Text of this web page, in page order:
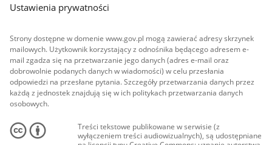
Ustawienia prywatności
Strony dostępne w domenie www.gov.pl mogą zawierać adresy skrzynek
mailowych. Użytkownik korzystający z odnośnika będącego adresem e-
mail zgadza się na przetwarzanie jego danych (adres e-mail oraz
dobrowolnie podanych danych w wiadomości) w celu przesłania
odpowiedzi na przesłane pytania. Szczegóły przetwarzania danych przez
każdą z jednostek znajdują się w ich politykach przetwarzania danych
osobowych.
Treści tekstowe publikowane w serwisie (z
wyłączeniem treści audiowizualnych), są udostępniane